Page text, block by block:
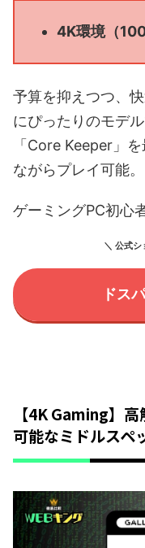
4K環境（
予算を抑えつつ、
にぴったりのモデル
「Core Keeper」
ながらプレイ可能。
ゲーミングPC初心
＼ 公式シ
ドス
【4K Gaming】
可能なミドルスペ